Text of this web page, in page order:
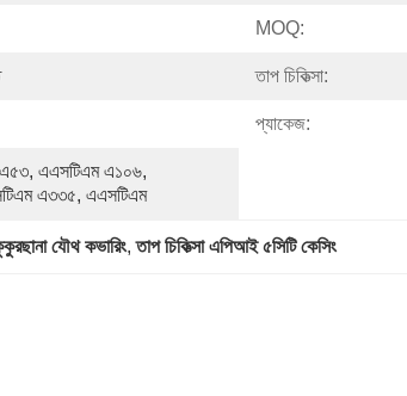
MOQ:
তাপ চিকিত্সা:
প্যাকেজ:
এএসটিএম এ১০৬,
এ৩৩৫, এএসটিএম
যৌথ কভারিং, তাপ চিকিত্সা এপিআই ৫সিটি কেসিং